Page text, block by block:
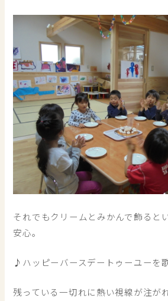
それでもクリームとみかんで飾ると
安心。
♪ハッピーバースデートゥーユーを
残っている一切れに熱い視線が注が